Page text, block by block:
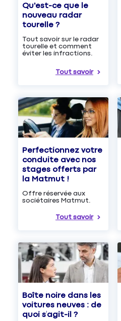
Qu'est-ce que le
nouveau radar
tourelle ?
Tout savoir sur le radar
tourelle et comment
éviter les infractions.
Tout savoir
Perfectionnez votre
conduite avec nos
stages offerts par
la Matmut !
Offre réservée aux
sociétaires Matmut.
Tout savoir
Boîte noire dans les
voitures neuves : de
quoi s’agit-il ?